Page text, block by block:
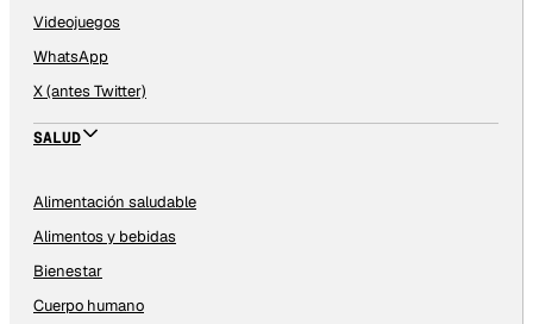
Videojuegos
WhatsApp
X (antes Twitter)
SALUD
Alimentación saludable
Alimentos y bebidas
Bienestar
Cuerpo humano